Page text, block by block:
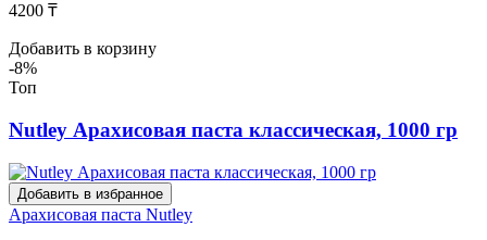
4200 ₸
Добавить в корзину
-8%
Топ
Nutley Арахисовая паста классическая, 1000 гр
Добавить в избранное
Арахисовая паста Nutley